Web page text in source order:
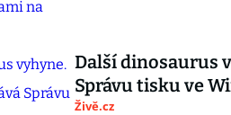
Další dinosaurus
Správu tisku ve
Živě.cz